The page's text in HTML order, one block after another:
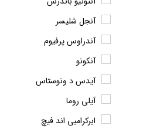
آنجل شلیسر
آندراوس پرفیوم
آنکونو
آیدس د ونوستاس
آیلی روما
ابرکرامبی اند فیچ